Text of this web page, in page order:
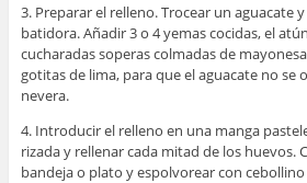
3. Preparar el relleno. Trocear un aguacate
batidora. Añadir 3 o 4 yemas cocidas, el
cucharadas soperas colmadas de
gotitas de lima, para que el aguacate no se
nevera.
4. Introducir el relleno en una manga
rizada y rellenar cada mitad de los huevos.
bandeja o plato y espolvorear con